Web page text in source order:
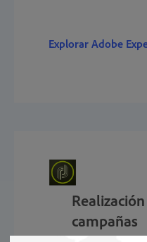
Explorar Adobe
campañas